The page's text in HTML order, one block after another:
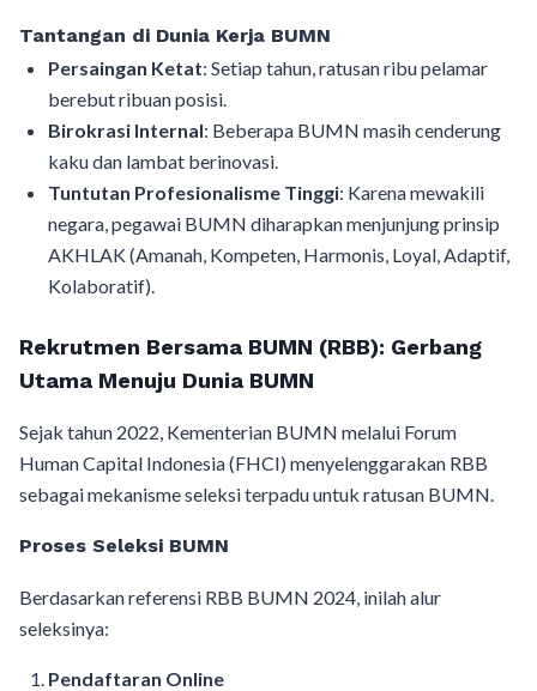
Tantangan di Dunia Kerja BUMN
Persaingan Ketat: Setiap tahun, ratusan ribu pelamar
berebut ribuan posisi.
Birokrasi Internal: Beberapa BUMN masih cenderung
kaku dan lambat berinovasi.
Tuntutan Profesionalisme Tinggi: Karena mewakili
negara, pegawai BUMN diharapkan menjunjung prinsip
AKHLAK (Amanah, Kompeten, Harmonis, Loyal, Adaptif,
Kolaboratif).
Rekrutmen Bersama BUMN (RBB): Gerbang
Utama Menuju Dunia BUMN
Sejak tahun 2022, Kementerian BUMN melalui Forum
Human Capital Indonesia (FHCI) menyelenggarakan RBB
sebagai mekanisme seleksi terpadu untuk ratusan BUMN.
Proses Seleksi BUMN
Berdasarkan referensi RBB BUMN 2024, inilah alur
seleksinya:
Pendaftaran Online